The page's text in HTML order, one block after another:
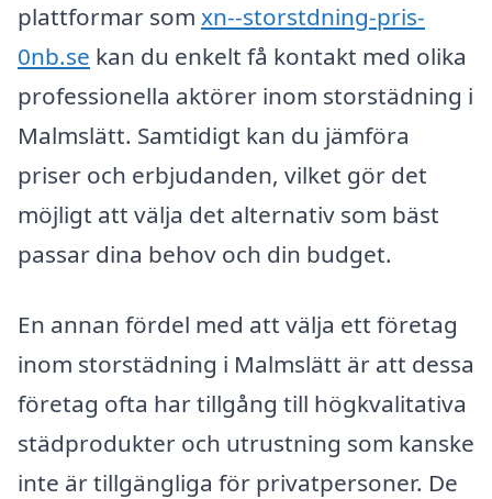
plattformar som xn--storstdning-pris-
0nb.se kan du enkelt få kontakt med olika
professionella aktörer inom storstädning i
Malmslätt. Samtidigt kan du jämföra
priser och erbjudanden, vilket gör det
möjligt att välja det alternativ som bäst
passar dina behov och din budget.
En annan fördel med att välja ett företag
inom storstädning i Malmslätt är att dessa
företag ofta har tillgång till högkvalitativa
städprodukter och utrustning som kanske
inte är tillgängliga för privatpersoner. De